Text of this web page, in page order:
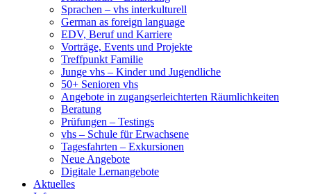
Sprachen – vhs interkulturell
German as foreign language
EDV, Beruf und Karriere
Vorträge, Events und Projekte
Treffpunkt Familie
Junge vhs – Kinder und Jugendliche
50+ Senioren vhs
Angebote in zugangserleichterten Räumlichkeiten
Beratung
Prüfungen – Testings
vhs – Schule für Erwachsene
Tagesfahrten – Exkursionen
Neue Angebote
Digitale Lernangebote
Aktuelles